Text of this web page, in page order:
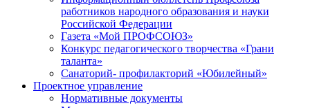
работников народного образования и науки
Российской Федерации
Газета «Мой ПРОФСОЮЗ»
Конкурс педагогического творчества «Грани
таланта»
Санаторий- профилакторий «Юбилейный»
Проектное управление
Нормативные документы